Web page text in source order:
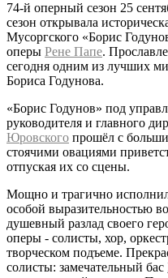
74-й оперный сезон 25
сезон открывала
Мусоргского «Борис
оперы Рене Папе.
сегодня одним из лучших
Бориса Годунова.
«Борис Годунов» под
руководителя и главного
Юровского прошёл с
стоячими овациями
отпуская их со сцены.
Мощно и трагично
особой выразительностью
душевный разлад своего
оперы - солисты, хор,
творческом подъеме.
солисты: замечательный бас